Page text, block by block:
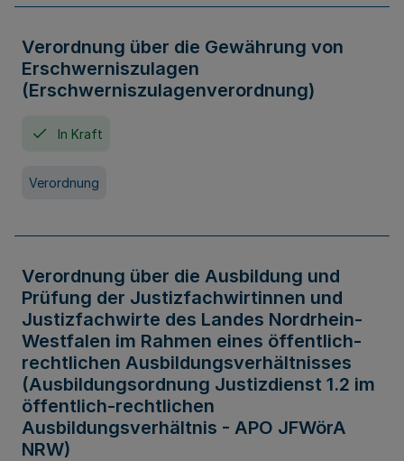
Verordnung über die Gewährung von
Erschwerniszulagen
(Erschwerniszulagenverordnung)
In Kraft
Verordnung
Verordnung über die Ausbildung und
Prüfung der Justizfachwirtinnen und
Justizfachwirte des Landes Nordrhein-
Westfalen im Rahmen eines öffentlich-
rechtlichen Ausbildungsverhältnisses
(Ausbildungsordnung Justizdienst 1.2 im
öffentlich-rechtlichen
Ausbildungsverhältnis - APO JFWörA
NRW)